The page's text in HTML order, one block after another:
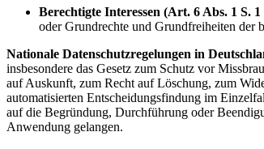
Berechtigte Interessen (Art. 6 Abs. 1 S.
oder Grundrechte und Grundfreiheiten der
Nationale Datenschutzregelungen in
insbesondere das Gesetz zum Schutz vor
auf Auskunft, zum Recht auf Löschung, zum
automatisierten Entscheidungsfindung im
auf die Begründung, Durchführung oder
Anwendung gelangen.